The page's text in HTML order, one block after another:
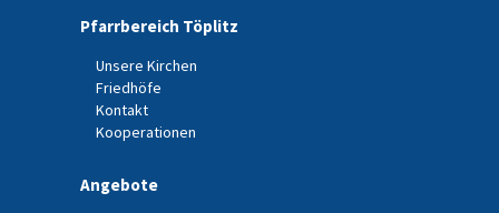
Pfarrbereich Töplitz
Unsere Kirchen
Friedhöfe
Kontakt
Kooperationen
Angebote